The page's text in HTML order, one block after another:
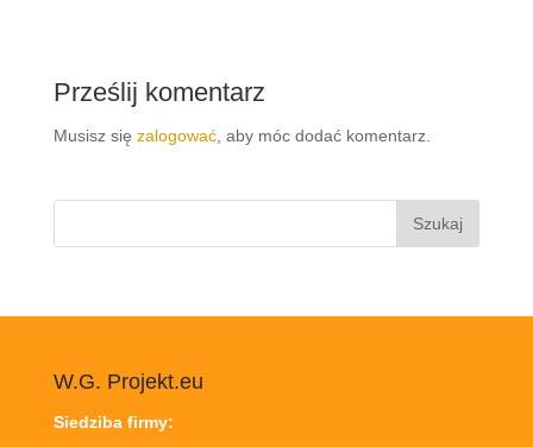
Prześlij komentarz
Musisz się zalogować, aby móc dodać komentarz.
Szukaj:
W.G. Projekt.eu
Siedziba firmy: